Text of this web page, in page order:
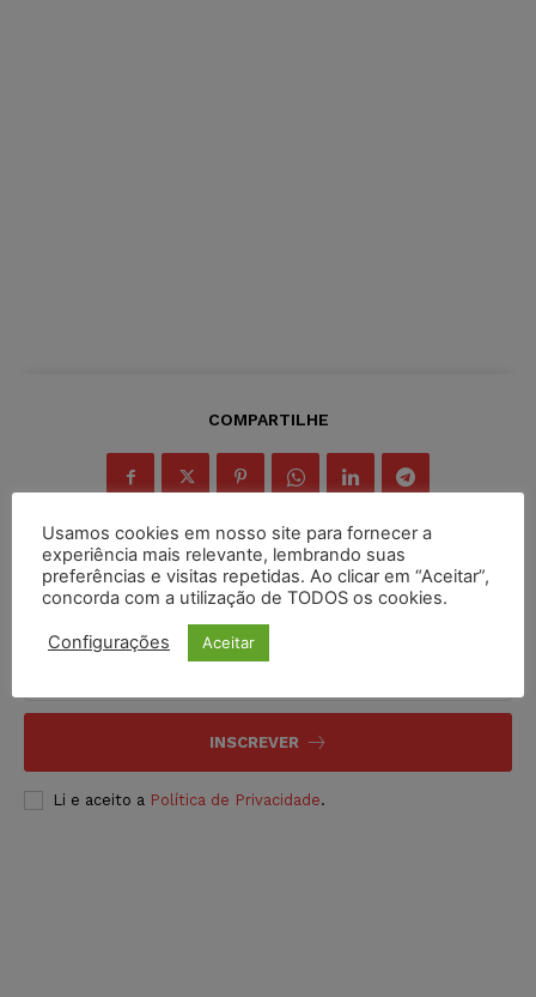
COMPARTILHE
Inscreva-se
INSCREVER
Li e aceito a Política de Privacidade.
Usamos cookies em nosso site para fornecer a
experiência mais relevante, lembrando suas
preferências e visitas repetidas. Ao clicar em “Aceitar”,
concorda com a utilização de TODOS os cookies.
Configurações Aceitar